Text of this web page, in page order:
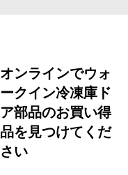
オンラインでウォ
ークイン冷凍庫ド
ア部品のお買い得
品を見つけてくだ
さい